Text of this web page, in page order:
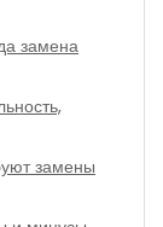
замена
замены